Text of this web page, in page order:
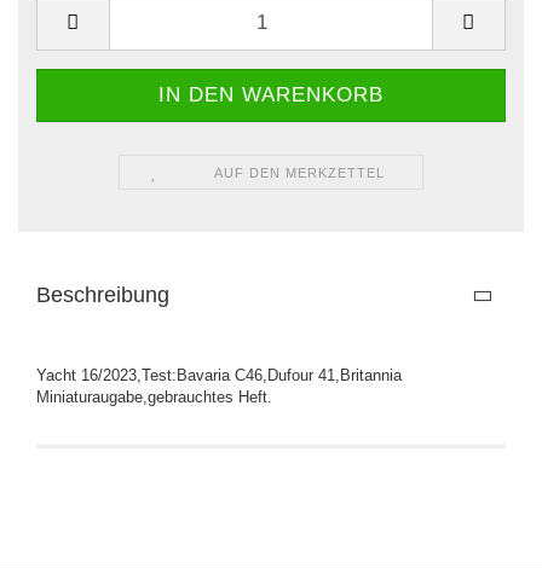
AUF DEN MERKZETTEL
Beschreibung
Yacht 16/2023,Test:Bavaria C46,Dufour 41,Britannia
Miniaturaugabe,gebrauchtes Heft.